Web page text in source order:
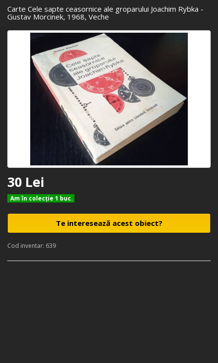
Carte Cele sapte ceasornice ale groparului Joachim Rybka -
Gustav Morcinek, 1968, Veche
30 Lei
Am în colecţie 1 buc.
Te interesează acest obiect?
Cod inventar: 639